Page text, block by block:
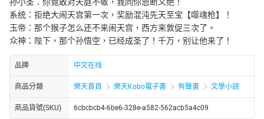
系统：拒绝大闹天宫第一次，奖励混沌先天至宝【噬魂枪】！
玉帝：那个猴子怎么还不来闹天宫，西方来敦促三次了。
众神：陛下，那个孙悟空，已经成圣了！千万，别让他来了！
品牌 中文在线
商品分類 樂天首頁 樂天Kobo電子書 有聲書 文學小說
商品貨號(SKU) 6cbcbcb4-6be6-328e-a582-562acb5a4c09